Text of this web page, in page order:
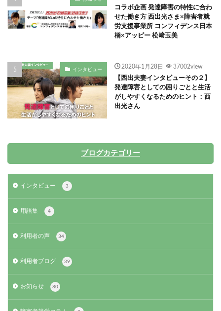
コラボ企画 発達障害の特性に合わ
せた働き方 西出光さま×障害者就
労支援事業所 コンフィデンス日本
橋×アッピー 松﨑玉美
インタビュー 2020年1月28日 37002view
【西出夫妻インタビューその２】
発達障害としての困りごとと生活
がしやすくなるためのヒント：西
出光さん
ブログカテゴリー
インタビュー 3
用語集 4
利用者の声 34
利用者ブログ 39
お知らせ 80